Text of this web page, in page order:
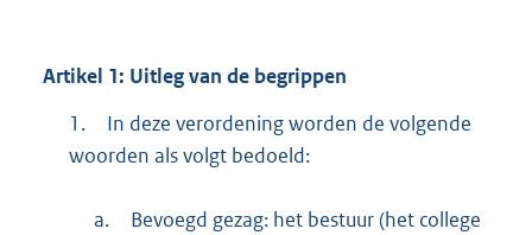
Artikel 1: Uitleg van de begrippen
1.
In deze verordening worden de volgende
woorden als volgt bedoeld:
a.
Bevoegd gezag: het bestuur (het college